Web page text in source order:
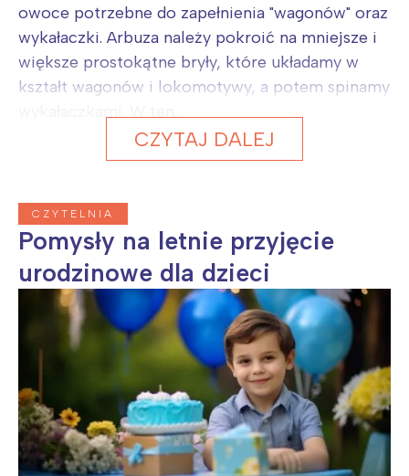
owoce potrzebne do zapełnienia "wagonów" oraz
wykałaczki. Arbuza należy pokroić na mniejsze i
większe prostokątne bryły, które układamy w
kształt wagonów i lokomotywy, a potem spinamy
CZYTAJ DALEJ
CZYTELNIA
Pomysły na letnie przyjęcie
urodzinowe dla dzieci